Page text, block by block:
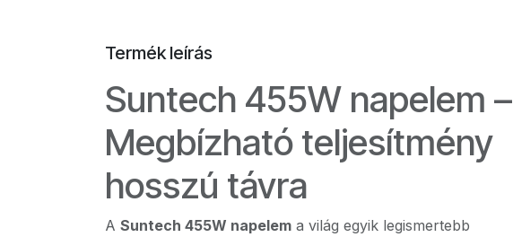
Termék leírás
Suntech 455W napelem –
Megbízható teljesítmény
hosszú távra
A Suntech 455W napelem a világ egyik legismertebb